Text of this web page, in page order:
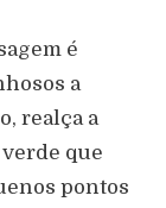
é
a
realça a
que
pontos